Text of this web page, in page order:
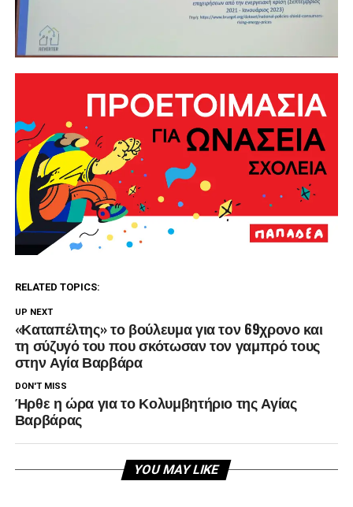
RELATED TOPICS:
UP NEXT
«Καταπέλτης» το βούλευμα για τον 69χρονο και
τη σύζυγό του που σκότωσαν τον γαμπρό τους
στην Αγία Βαρβάρα
DON'T MISS
Ήρθε η ώρα για το Κολυμβητήριο της Αγίας
Βαρβάρας
YOU MAY LIKE